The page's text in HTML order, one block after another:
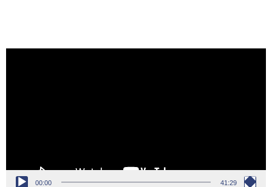
Video-Player
00:00 41:29